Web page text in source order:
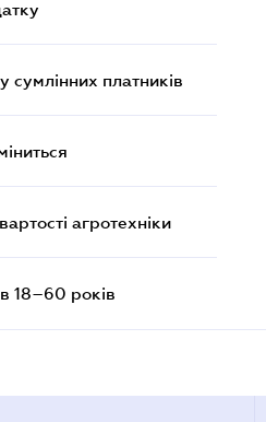
сумлінних платників
агротехніки
18–60 років